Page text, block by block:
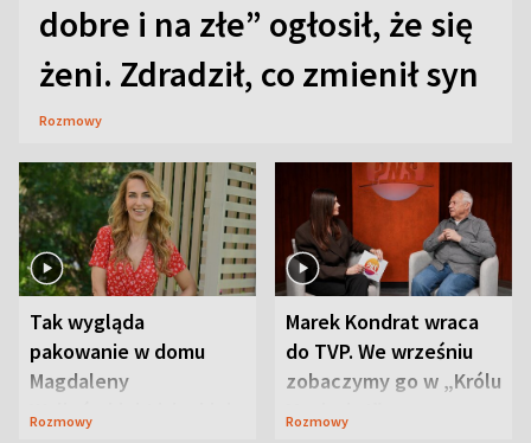
dobre i na złe” ogłosił, że się
żeni. Zdradził, co zmienił syn
Rozmowy
Tak wygląda
pakowanie w domu
Magdaleny
Waligórskiej-Lisieckiej.
Rozmowy
Marek Kondrat wraca
do TVP. We wrześniu
zobaczymy go w „Królu
Maciusiu I”
Rozmowy